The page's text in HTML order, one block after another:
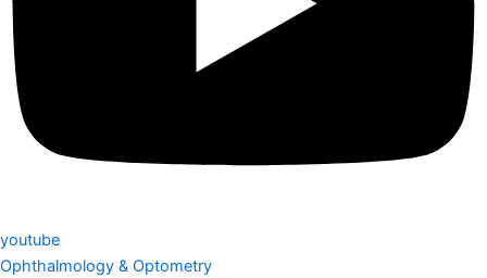
youtube
Ophthalmology & Optometry